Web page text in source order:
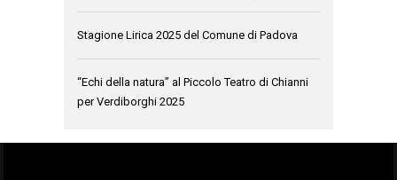
Stagione Lirica 2025 del Comune di Padova
“Echi della natura” al Piccolo Teatro di Chianni
per Verdiborghi 2025